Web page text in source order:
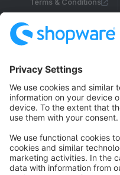
Terms & Conditions